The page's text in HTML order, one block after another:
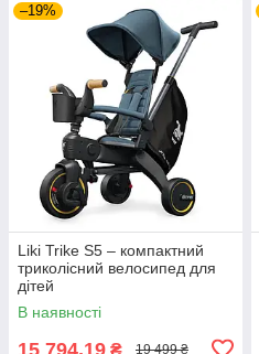
–19%
Liki Trike S5 – компактний
триколісний велосипед для
дітей
В наявності
15 794,19 ₴ 19 499 ₴